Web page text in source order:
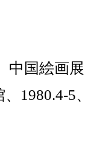
国絵画
1980.4-5